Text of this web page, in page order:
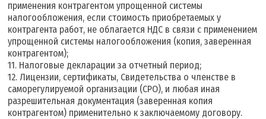
применения контрагентом упрощенной системы
налогообложения, если стоимость приобретаемых у
контрагента работ, не облагается НДС в связи с применением
упрощенной системы налогообложения (копия, заверенная
контрагентом);
11. Налоговые декларации за отчетный период;
12. Лицензии, сертификаты, Свидетельства о членстве в
саморегулируемой организации (СРО), и любая иная
разрешительная документация (заверенная копия
контрагентом) применительно к заключаемому договору.